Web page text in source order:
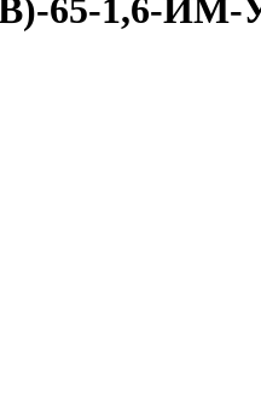
65-1,6-ИМ-